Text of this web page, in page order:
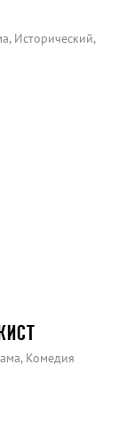
Исторический,
Комедия